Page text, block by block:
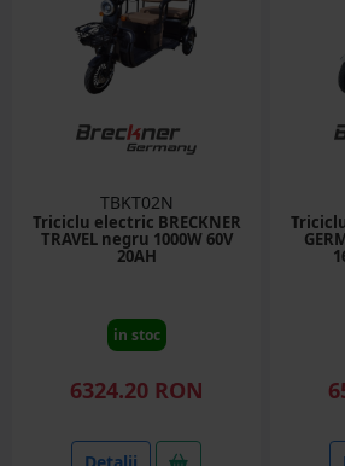
TBKT02N
Triciclu electric BRECKNER
TRAVEL negru 1000W 60V
20AH
in stoc
6324.20 RON